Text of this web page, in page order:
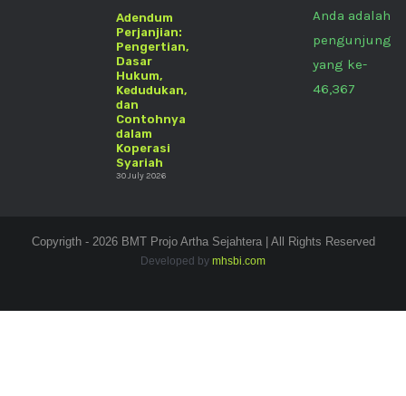
Adendum
Perjanjian:
Pengertian,
Dasar
Hukum,
Kedudukan,
dan
Contohnya
dalam
Koperasi
Syariah
30 July 2026
Anda adalah
pengunjung
yang ke-
46,367
Copyrigth - 2026 BMT Projo Artha Sejahtera | All Rights Reserved
Developed by mhsbi.com